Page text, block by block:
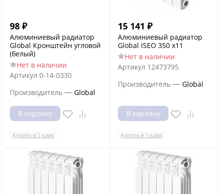
98 ₽
Алюминиевый радиатор
Global Кронштейн угловой
(белый)
Нет в наличии
Артикул 0-14-0330
Производитель — Global
В корзину
Купить в 1 клик
15 141 ₽
Алюминиевый радиатор
Global ISEO 350 x11
Нет в наличии
Артикул 12473795
Производитель — Global
В корзину
Купить в 1 клик